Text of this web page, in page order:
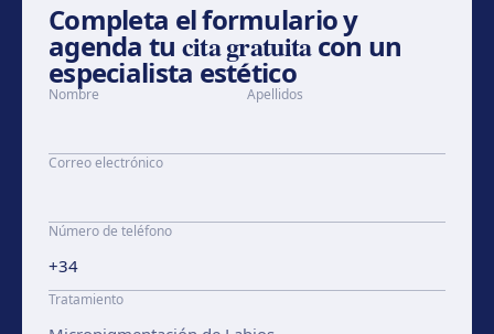
Completa el formulario y
agenda tu cita gratuitacon un
especialista estético
Nombre Apellidos
Correo electrónico
Número de teléfono
Tratamiento